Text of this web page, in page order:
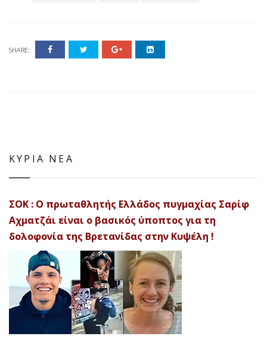
SHARE:
ΚΥΡΙΑ ΝΕΑ
ΣΟΚ : Ο πρωταθλητής Ελλάδος πυγμαχίας Σαρίφ
Αχματζάι είναι ο βασικός ύποπτος για τη
δολοφονία της Βρετανίδας στην Κυψέλη !